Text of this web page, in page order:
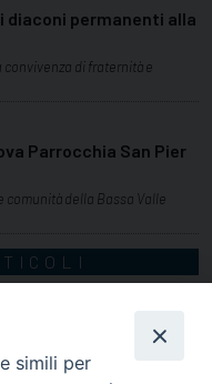
diaconi permanenti alla
di fraternità e
Parrocchia San Pier
comunità della Bassa Valle
simili per